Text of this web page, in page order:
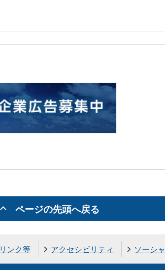
ページの先頭へ戻る
ンク等 アクセシビリティ ソーシ